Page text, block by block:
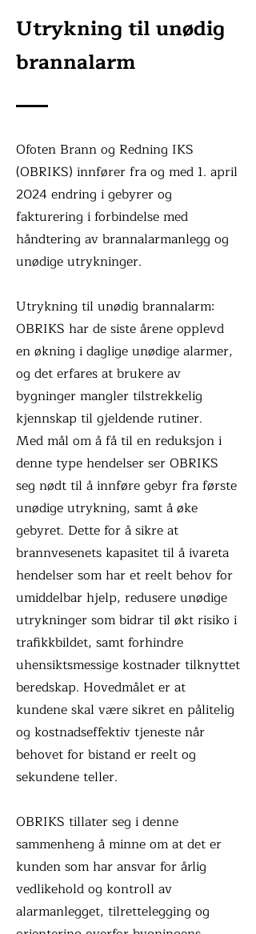
Utrykning til unødig
brannalarm
Ofoten Brann og Redning IKS
(OBRIKS) innfører fra og med 1. april
2024 endring i gebyrer og
fakturering i forbindelse med
håndtering av brannalarmanlegg og
unødige utrykninger.
Utrykning til unødig brannalarm:
OBRIKS har de siste årene opplevd
en økning i daglige unødige alarmer,
og det erfares at brukere av
bygninger mangler tilstrekkelig
kjennskap til gjeldende rutiner.
Med mål om å få til en reduksjon i
denne type hendelser ser OBRIKS
seg nødt til å innføre gebyr fra første
unødige utrykning, samt å øke
gebyret. Dette for å sikre at
brannvesenets kapasitet til å ivareta
hendelser som har et reelt behov for
umiddelbar hjelp, redusere unødige
utrykninger som bidrar til økt risiko i
trafikkbildet, samt forhindre
uhensiktsmessige kostnader tilknyttet
beredskap. Hovedmålet er at
kundene skal være sikret en pålitelig
og kostnadseffektiv tjeneste når
behovet for bistand er reelt og
sekundene teller.
OBRIKS tillater seg i denne
sammenheng å minne om at det er
kunden som har ansvar for årlig
vedlikehold og kontroll av
alarmanlegget, tilrettelegging og